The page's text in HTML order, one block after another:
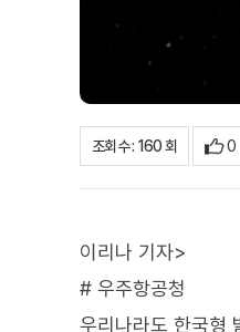
조회수 : 160 회 0
이리나 기자>
# 우주항공청
우리나라도 한국형